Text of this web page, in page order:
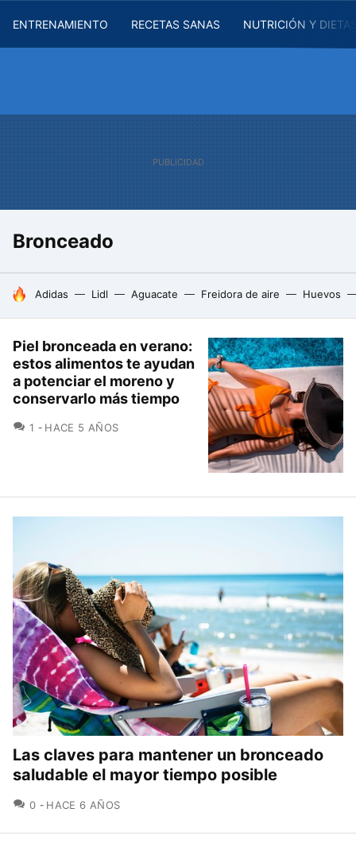
ENTRENAMIENTO RECETAS SANAS NUTRICIÓN Y
Bronceado
HOY SE HABLA DE
Adidas Lidl Aguacate Freidora de aire Huevos
Piel bronceada en verano:
estos alimentos te ayudan
a potenciar el moreno y
conservarlo más tiempo
1 COMENTARIOS
HACE 5 AÑOS
Las claves para mantener un bronceado
saludable el mayor tiempo posible
0 COMENTARIOS
HACE 6 AÑOS